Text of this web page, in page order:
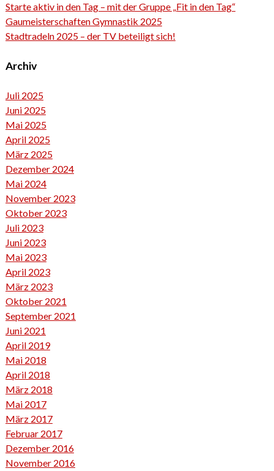
Starte aktiv in den Tag – mit der Gruppe „Fit in den Tag“
Gaumeisterschaften Gymnastik 2025
Stadtradeln 2025 – der TV beteiligt sich!
Archiv
Juli 2025
Juni 2025
Mai 2025
April 2025
März 2025
Dezember 2024
Mai 2024
November 2023
Oktober 2023
Juli 2023
Juni 2023
Mai 2023
April 2023
März 2023
Oktober 2021
September 2021
Juni 2021
April 2019
Mai 2018
April 2018
März 2018
Mai 2017
März 2017
Februar 2017
Dezember 2016
November 2016